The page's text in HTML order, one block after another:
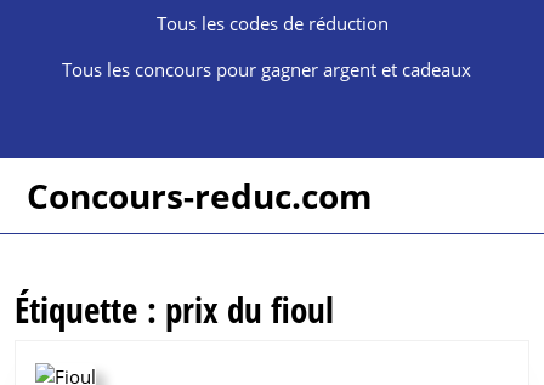
Tous les codes de réduction
Tous les concours pour gagner argent et cadeaux
Concours-reduc.com
Étiquette : prix du fioul